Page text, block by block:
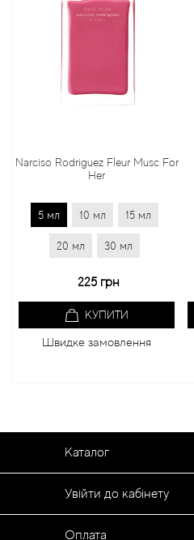
Narciso Rodriguez Fleur Musc For
Her
5 мл 10 мл 15 мл
20 мл 30 мл
225 грн
КУПИТИ
Швидке замовлення
Каталог
Увійти до кабінету
Оплата